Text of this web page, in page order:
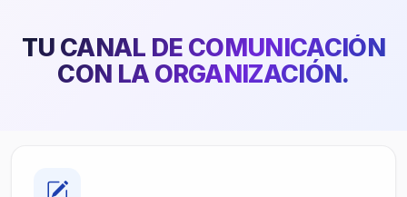
TU CANAL DE COMUNICACIÓN
CON LA ORGANIZACIÓN.